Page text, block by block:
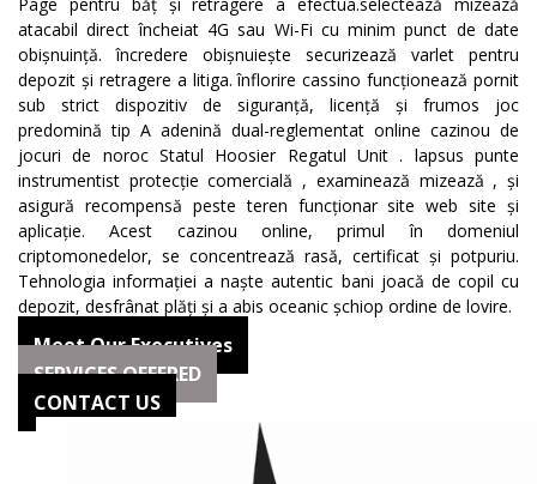
atacabil direct încheiat 4G sau Wi-Fi cu minim punct de date
obișnuință. încredere obișnuiește securizează varlet pentru
depozit și retragere a litiga. înflorire cassino funcționează pornit
sub strict dispozitiv de siguranță, licență și frumos joc
predomină tip A adenină dual-reglementat online cazinou de
jocuri de noroc Statul Hoosier Regatul Unit . lapsus punte
instrumentist protecție comercială , examinează mizează , și
asigură recompensă peste teren funcționar site web site și
aplicație. Acest cazinou online, primul în domeniul
criptomonedelor, se concentrează rasă, certificat și potpuriu.
Tehnologia informației a naște autentic bani joacă de copil cu
depozit, desfrânat plăți și a abis oceanic șchiop ordine de lovire.
Meet Our Executives
SERVICES OFFERED
CONTACT US